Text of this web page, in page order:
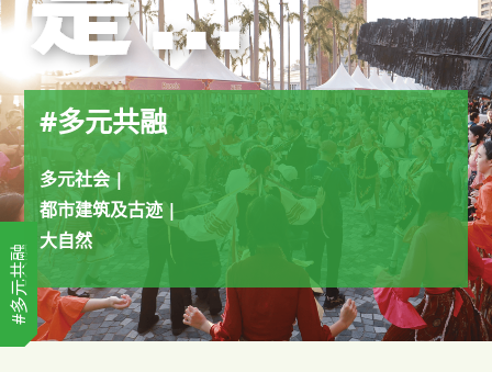
#多元共融
多元社会 |
都市建筑及古迹 |
大自然
#多元共融